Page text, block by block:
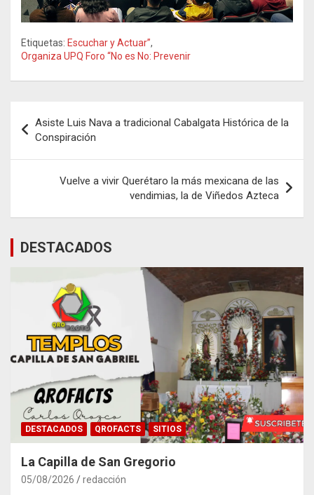
Etiquetas: Escuchar y Actuar”,
Organiza UPQ Foro “No es No: Prevenir
de
entradas
Asiste Luis Nava a tradicional Cabalgata Histórica de la
Conspiración
Vuelve a vivir Querétaro la más mexicana de las
vendimias, la de Viñedos Azteca
DESTACADOS
DESTACADOS QROFACTS SITIOS
La Capilla de San Gregorio
05/08/2026 redacción